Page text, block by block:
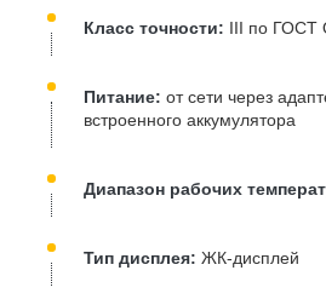
Класс точности: III по ГОСТ
Питание: от сети через
встроенного аккумулятора
Диапазон рабочих
Тип дисплея: ЖК-дисплей